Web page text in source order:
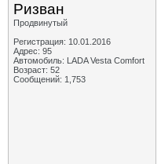
Ризван
Продвинутый
Регистрация: 10.01.2016
Адрес: 95
Автомобиль: LADA Vesta Сomfort
Возраст: 52
Сообщений: 1,753